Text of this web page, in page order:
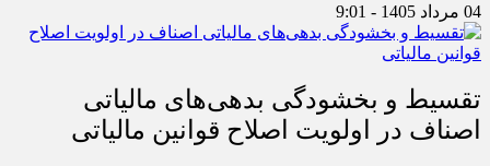
04 مرداد 1405 - 9:01
تقسیط و بخشودگی بدهی‌های مالیاتی
اصناف در اولویت اصلاح قوانین مالیاتی